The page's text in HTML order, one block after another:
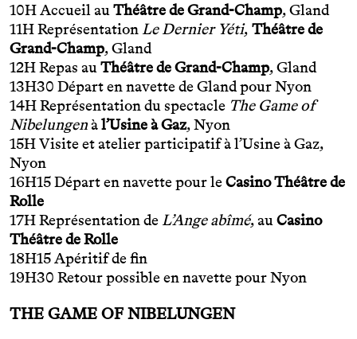
10H Accueil auThéâtre de Grand-Champ, Gland
11H ReprésentationLe Dernier Yéti, Théâtre de
Grand-Champ, Gland
12H Repas auThéâtre de Grand-Champ, Gland
13H30 Départ en navette de Gland pour Nyon
14H Représentation du spectacle The Game of
Nibelungenàl’Usine à Gaz, Nyon
15H Visite et atelier participatif à l’Usine à Gaz,
Nyon
16H15 Départ en navette pour leCasino Théâtre de
Rolle
17H Représentation deL’Ange abîmé, auCasino
Théâtre de Rolle
18H15 Apéritif de fin
19H30 Retour possible en navette pour Nyon
THE GAME OF NIBELUNGEN